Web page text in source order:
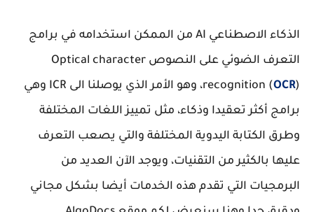
الذكاء الاصطناعي AI من الممكن استخدامه في برامج
التعرف الضوئي على النصوص Optical character
recognition (OCR
)، وهو الأمر الذي يوصلنا الى ICR وهي
برامج أكثر تعقيدا وذكاء، مثل تمييز اللغات المختلفة
وطرق الكتابة اليدوية المختلفة والتي يصعب التعرف
عليها بالكثير من التقنيات، ويوجد الآن العديد من
البرمجيات التي تقدم هذه الخدمات أيضا بشكل مجاني